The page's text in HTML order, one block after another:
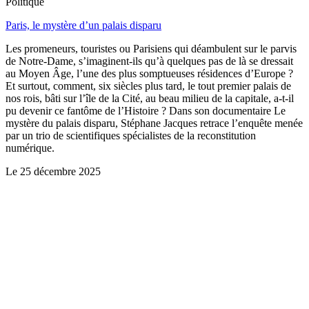
Paris, le mystère d’un palais disparu
Les promeneurs, touristes ou Parisiens qui déambulent sur le parvis
de Notre-Dame, s’imaginent-ils qu’à quelques pas de là se dressait
au Moyen Âge, l’une des plus somptueuses résidences d’Europe ?
Et surtout, comment, six siècles plus tard, le tout premier palais de
nos rois, bâti sur l’île de la Cité, au beau milieu de la capitale, a-t-il
pu devenir ce fantôme de l’Histoire ? Dans son documentaire Le
mystère du palais disparu, Stéphane Jacques retrace l’enquête menée
par un trio de scientifiques spécialistes de la reconstitution
numérique.
Le 25 décembre 2025